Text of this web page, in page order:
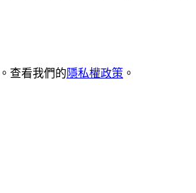
查看我們的隱私權政策 。